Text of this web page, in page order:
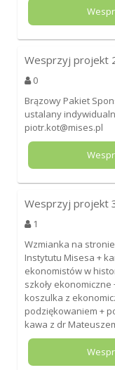
Wesprzyj projekt
0
Brązowy Pakiet
ustalany
piotr.kot@mises.pl
Wesprzyj projekt
1
Wzmianka na
Instytutu Misesa +
ekonomistów w
szkoły
koszulka z
podziękowaniem +
kawa z dr